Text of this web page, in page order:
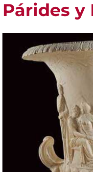
Párides y